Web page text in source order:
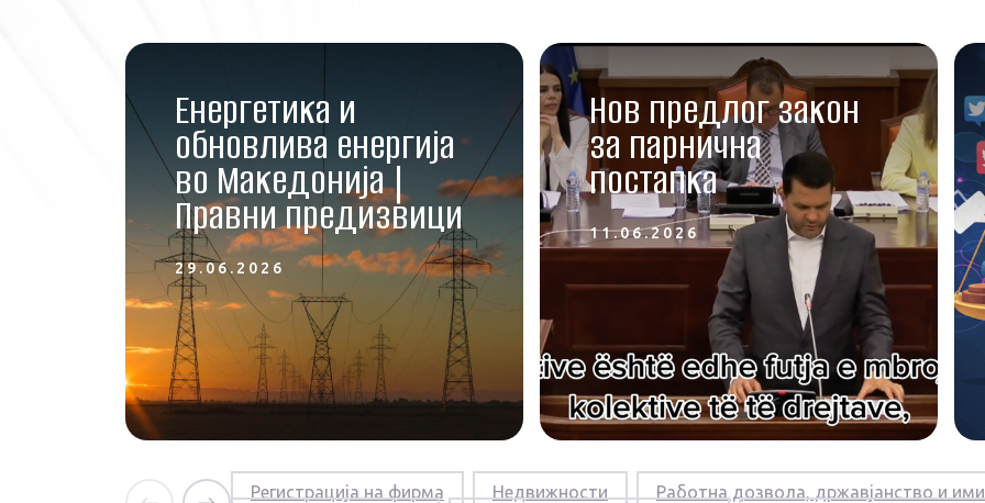
Енергетика и
обновлива енергија
во Македонија |
Правни предизвици
29.06.2026
Нов предлог закон
за парнична
постапка
11.06.2026
Регистрација на фирма Недвижности Работна дозвола, државјанство и